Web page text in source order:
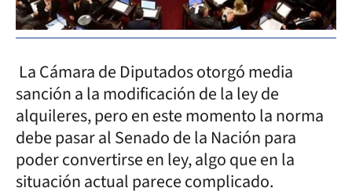
La Cámara de Diputados otorgó media
sanción a la modificación de la ley de
alquileres, pero en este momento la norma
debe pasar al Senado de la Nación para
poder convertirse en ley, algo que en la
situación actual parece complicado.